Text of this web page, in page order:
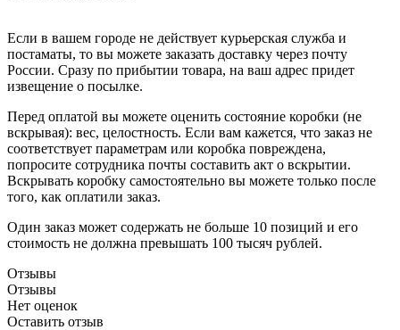
Если в вашем городе не действует курьерская служба и
постаматы, то вы можете заказать доставку через почту
России. Сразу по прибытии товара, на ваш адрес придет
извещение о посылке.
Перед оплатой вы можете оценить состояние коробки (не
вскрывая): вес, целостность. Если вам кажется, что заказ не
соответствует параметрам или коробка повреждена,
попросите сотрудника почты составить акт о вскрытии.
Вскрывать коробку самостоятельно вы можете только после
того, как оплатили заказ.
Один заказ может содержать не больше 10 позиций и его
стоимость не должна превышать 100 тысяч рублей.
Отзывы
Отзывы
Нет оценок
Оставить отзыв